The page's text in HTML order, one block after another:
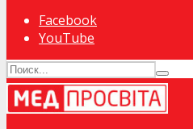
Facebook
YouTube